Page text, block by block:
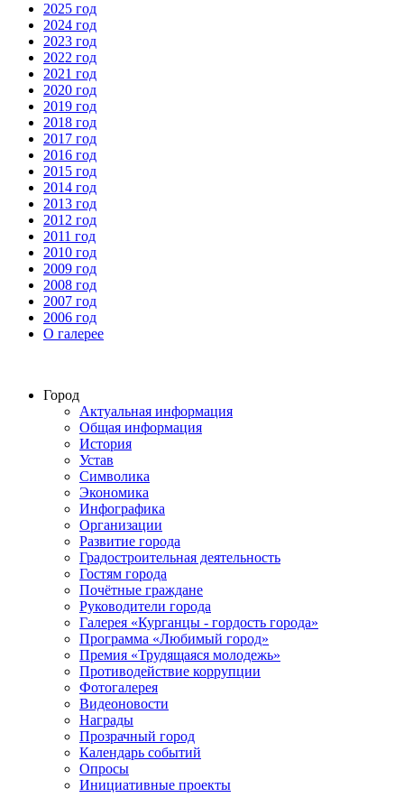
2025 год
2024 год
2023 год
2022 год
2021 год
2020 год
2019 год
2018 год
2017 год
2016 год
2015 год
2014 год
2013 год
2012 год
2011 год
2010 год
2009 год
2008 год
2007 год
2006 год
О галерее
Город
Актуальная информация
Общая информация
История
Устав
Символика
Экономика
Инфографика
Организации
Развитие города
Градостроительная деятельность
Гостям города
Почётные граждане
Руководители города
Галерея «Курганцы - гордость города»
Программа «Любимый город»
Премия «Трудящаяся молодежь»
Противодействие коррупции
Фотогалерея
Видеоновости
Награды
Прозрачный город
Календарь событий
Опросы
Инициативные проекты